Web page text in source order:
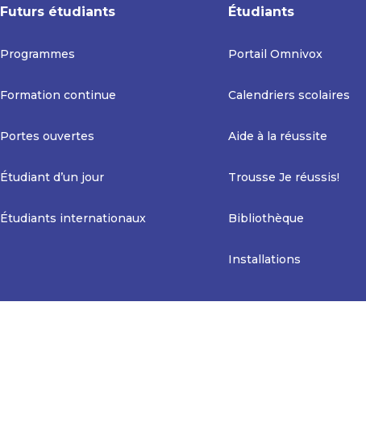
Futurs étudiants
Programmes
Formation continue
Portes ouvertes
Étudiant d’un jour
Étudiants internationaux
Étudiants
Portail Omnivox
Calendriers scolaires
Aide à la réussite
Trousse Je réussis!
Bibliothèque
Installations